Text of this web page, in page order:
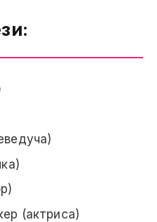
(актриса)